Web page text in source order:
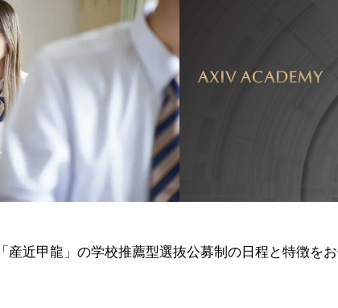
近甲龍」の学校推薦型選抜公募制の日程と特徴を